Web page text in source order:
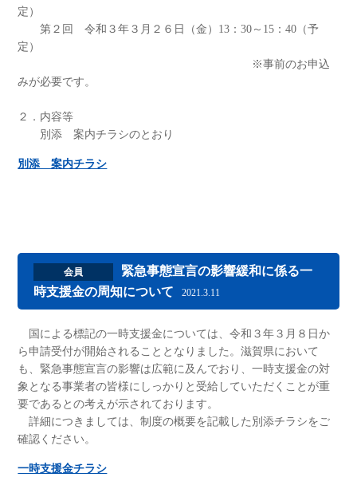
定）
第２回 令和３年３月２６日（金）13：30～15：40（予
定）
※事前のお申込
みが必要です。
２．内容等
別添 案内チラシのとおり
別添 案内チラシ
会員
緊急事態宣言の影響緩和に係る一
時支援金の周知について
2021.3.11
国による標記の一時支援金については、令和３年３月８日か
ら申請受付が開始されることとなりました。滋賀県において
も、緊急事態宣言の影響は広範に及んでおり、一時支援金の対
象となる事業者の皆様にしっかりと受給していただくことが重
要であるとの考えが示されております。
詳細につきましては、制度の概要を記載した別添チラシをご
確認ください。
一時支援金チラシ